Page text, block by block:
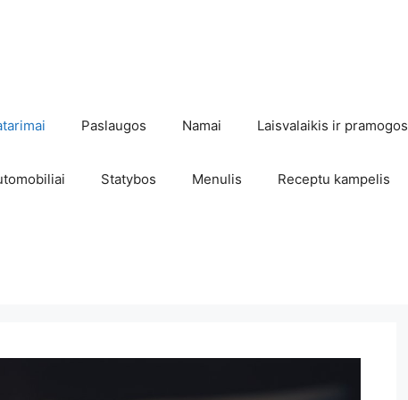
Paslaugos Namai Laisvalaikis ir pramogos
Statybos Menulis Receptu kampelis